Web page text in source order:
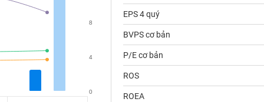
0
4
8
EPS 4 quý
BVPS cơ bản
P/E cơ bản
ROS
ROEA